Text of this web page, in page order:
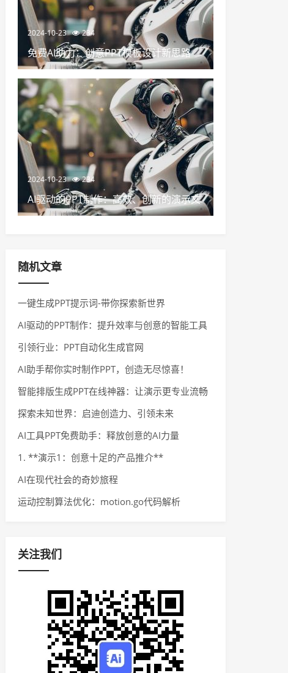
2024-10-23 234
免费AI助力：创意PPT模板设计新思路
2024-10-23 234
AI驱动的PPT制作：高效、创新的演示文
稿设计
随机文章
一键生成PPT提示词-带你探索新世界
AI驱动的PPT制作：提升效率与创意的智能工具
引领行业：PPT自动化生成官网
AI助手帮你实时制作PPT，创造无尽惊喜！
智能排版生成PPT在线神器：让演示更专业流畅
探索未知世界：启迪创造力、引领未来
AI工具PPT免费助手：释放创意的AI力量
1. **演示1：创意十足的产品推介**
AI在现代社会的奇妙旅程
运动控制算法优化：motion.go代码解析
关注我们